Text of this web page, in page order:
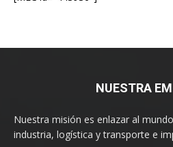
NUESTRA
Nuestra misión es enlazar al
industria, logística y transporte e